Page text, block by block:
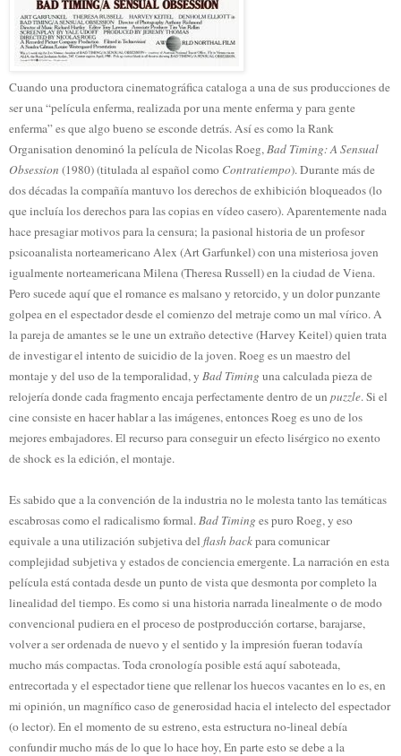
Cuando una productora cinematográfica cataloga a una de sus producciones de
ser una “película enferma, realizada por una mente enferma y para gente
enferma” es que algo bueno se esconde detrás. Así es como la Rank
Organisation denominó la película de Nicolas Roeg,Bad Timing: A Sensual
Obsession (1980) (titulada al español como Contratiempo). Durante más de
dos décadas la compañía mantuvo los derechos de exhibición bloqueados (lo
que incluía los derechos para las copias en vídeo casero). Aparentemente nada
hace presagiar motivos para la censura; la pasional historia de un profesor
psicoanalista norteamericano Alex (Art Garfunkel) con una misteriosa joven
igualmente norteamericana Milena (Theresa Russell) en la ciudad de Viena.
Pero sucede aquí que el romance es malsano y retorcido, y un dolor punzante
golpea en el espectador desde el comienzo del metraje como un mal vírico. A
la pareja de amantes se le une un extraño detective (Harvey Keitel) quien trata
de investigar el intento de suicidio de la joven. Roeg es un maestro del
montaje y del uso de la temporalidad, y Bad Timing una calculada pieza de
relojería donde cada fragmento encaja perfectamente dentro de un puzzle. Si el
cine consiste en hacer hablar a las imágenes, entonces Roeg es uno de los
mejores embajadores. El recurso para conseguir un efecto lisérgico no exento
de shock es la edición, el montaje.
Es sabido que a la convención de la industria no le molesta tanto las temáticas
escabrosas como el radicalismo formal.Bad Timing es puro Roeg, y eso
equivale a una utilización subjetiva del flash backpara comunicar
complejidad subjetiva y estados de conciencia emergente. La narración en esta
película está contada desde un punto de vista que desmonta por completo la
linealidad del tiempo. Es como si una historia narrada linealmente o de modo
convencional pudiera en el proceso de postproducción cortarse, barajarse,
volver a ser ordenada de nuevo y el sentido y la impresión fueran todavía
mucho más compactas. Toda cronología posible está aquí saboteada,
entrecortada y el espectador tiene que rellenar los huecos vacantes en lo es, en
mi opinión, un magnífico caso de generosidad hacia el intelecto del espectador
(o lector). En el momento de su estreno, esta estructura no-lineal debía
confundir mucho más de lo que lo hace hoy, En parte esto se debe a la